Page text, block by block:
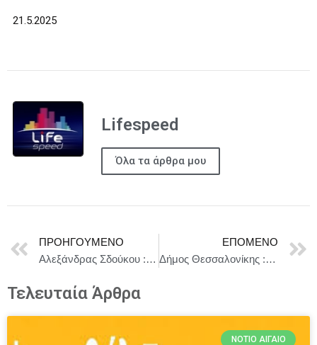
21.5.2025
Lifespeed
Όλα τα άρθρα μου
ΠΡΟΗΓΟΎΜΕΝΟ
Αλεξάνδρας Σδούκου : Η παραβατικότητα των ανηλίκων
ΕΠΌΜΕΝΟ
Δήμος Θεσσαλονίκης : Μνημόνιο δήμου και ΣΒΕ για αναβάθμιση αστικών υποδομών και βελτίωση καθημερινότητας
Τελευταία Άρθρα
ΝΌΤΙΟ ΑΙΓΑΊΟ